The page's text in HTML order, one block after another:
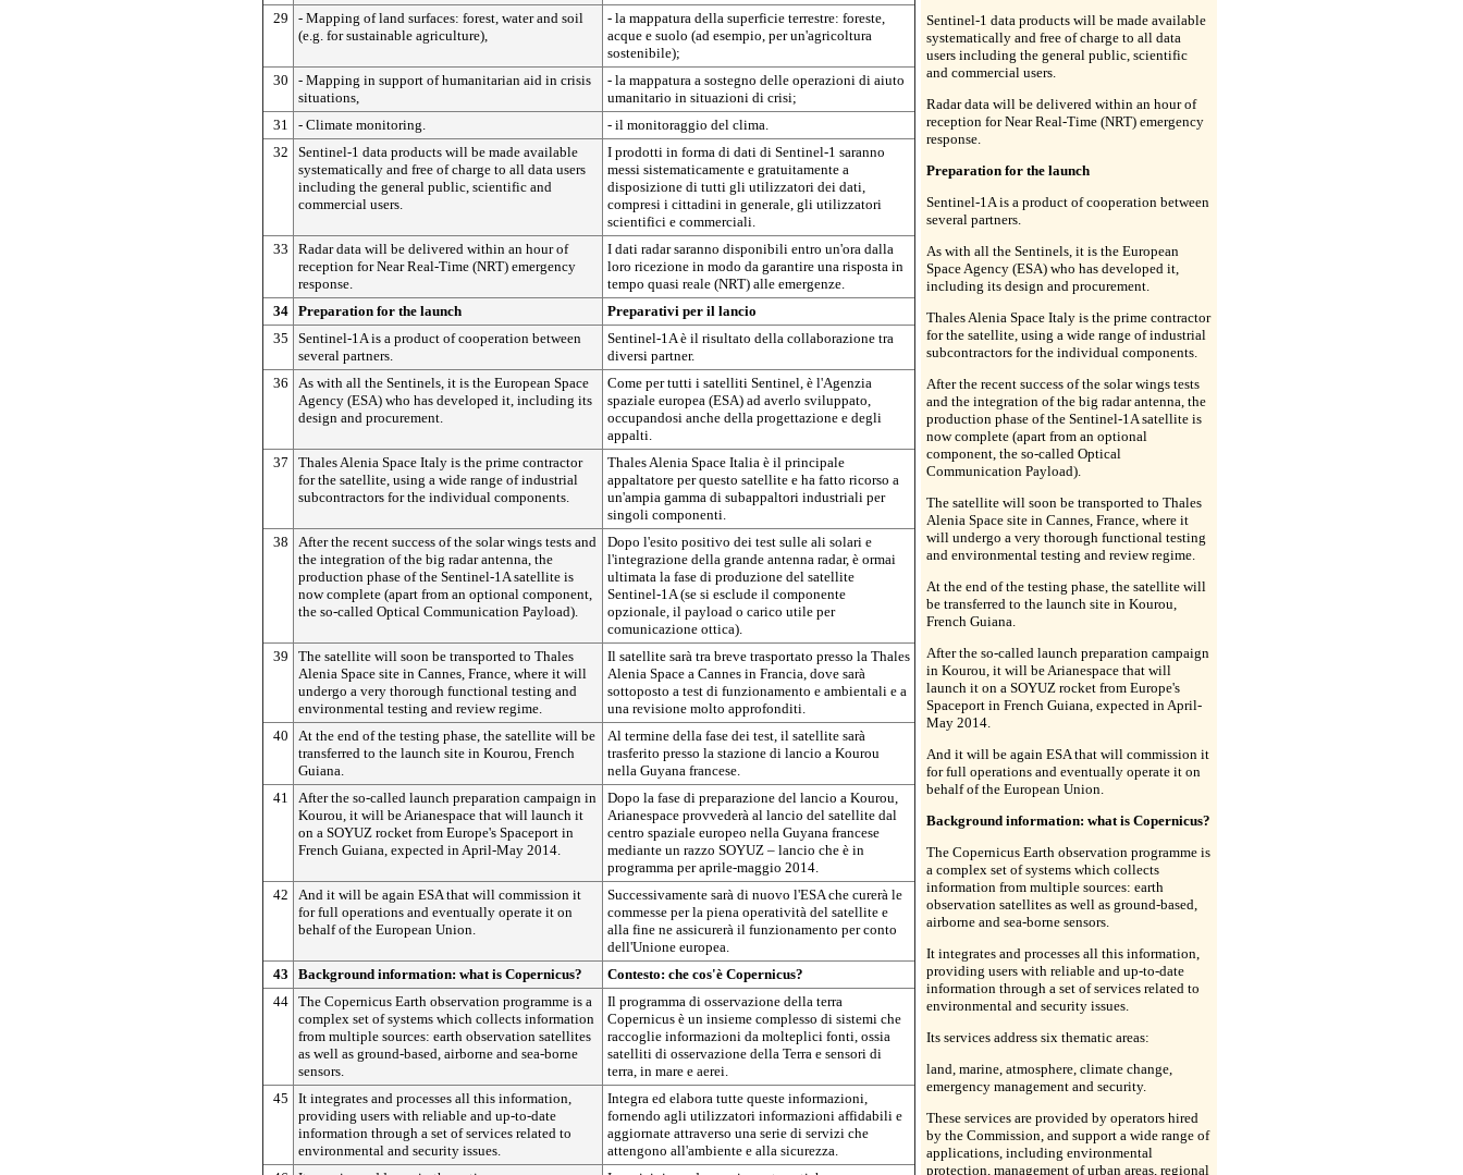
29
- Mapping of land surfaces: forest, water and soil
(e.g. for sustainable agriculture),
- la mappatura della superficie terrestre: foreste,
acque e suolo (ad esempio, per un'agricoltura
sostenibile);
30
- Mapping in support of humanitarian aid in crisis
situations,
- la mappatura a sostegno delle operazioni di aiuto
umanitario in situazioni di crisi;
31
- Climate monitoring.
- il monitoraggio del clima.
32
Sentinel-1 data products will be made available
systematically and free of charge to all data users
including the general public, scientific and
commercial users.
I prodotti in forma di dati di Sentinel-1 saranno
messi sistematicamente e gratuitamente a
disposizione di tutti gli utilizzatori dei dati,
compresi i cittadini in generale, gli utilizzatori
scientifici e commerciali.
33
Radar data will be delivered within an hour of
reception for Near Real-Time (NRT) emergency
response.
I dati radar saranno disponibili entro un'ora dalla
loro ricezione in modo da garantire una risposta in
tempo quasi reale (NRT) alle emergenze.
34 Preparation for the launch
Preparativi per il lancio
35
Sentinel-1A is a product of cooperation between
several partners.
Sentinel-1A è il risultato della collaborazione tra
diversi partner.
36
As with all the Sentinels, it is the European Space
Agency (ESA) who has developed it, including its
design and procurement.
Come per tutti i satelliti Sentinel, è l'Agenzia
spaziale europea (ESA) ad averlo sviluppato,
occupandosi anche della progettazione e degli
appalti.
37
Thales Alenia Space Italy is the prime contractor
for the satellite, using a wide range of industrial
subcontractors for the individual components.
Thales Alenia Space Italia è il principale
appaltatore per questo satellite e ha fatto ricorso a
un'ampia gamma di subappaltori industriali per
singoli componenti.
38
After the recent success of the solar wings tests and
the integration of the big radar antenna, the
production phase of the Sentinel-1A satellite is
now complete (apart from an optional component,
the so-called Optical Communication Payload).
Dopo l'esito positivo dei test sulle ali solari e
l'integrazione della grande antenna radar, è ormai
ultimata la fase di produzione del satellite
Sentinel-1A (se si esclude il componente
opzionale, il payload o carico utile per
comunicazione ottica).
39
The satellite will soon be transported to Thales
Alenia Space site in Cannes, France, where it will
undergo a very thorough functional testing and
environmental testing and review regime.
Il satellite sarà tra breve trasportato presso la Thales
Alenia Space a Cannes in Francia, dove sarà
sottoposto a test di funzionamento e ambientali e a
una revisione molto approfonditi.
40
At the end of the testing phase, the satellite will be
transferred to the launch site in Kourou, French
Guiana.
Al termine della fase dei test, il satellite sarà
trasferito presso la stazione di lancio a Kourou
nella Guyana francese.
41
After the so-called launch preparation campaign in
Kourou, it will be Arianespace that will launch it
on a SOYUZ rocket from Europe's Spaceport in
French Guiana, expected in April-May 2014.
Dopo la fase di preparazione del lancio a Kourou,
Arianespace provvederà al lancio del satellite dal
centro spaziale europeo nella Guyana francese
mediante un razzo SOYUZ – lancio che è in
programma per aprile-maggio 2014.
42
And it will be again ESA that will commission it
for full operations and eventually operate it on
behalf of the European Union.
Successivamente sarà di nuovo l'ESA che curerà le
commesse per la piena operatività del satellite e
alla fine ne assicurerà il funzionamento per conto
dell'Unione europea.
43
Background information: what is Copernicus?
Contesto: che cos'è Copernicus?
44 The Copernicus Earth observation programme is a
complex set of systems which collects information
from multiple sources: earth observation satellites
as well as ground-based, airborne and sea-borne
sensors.
Il programma di osservazione della terra
Copernicus è un insieme complesso di sistemi che
raccoglie informazioni da molteplici fonti, ossia
satelliti di osservazione della Terra e sensori di
terra, in mare e aerei.
45
It integrates and processes all this information,
providing users with reliable and up-to-date
information through a set of services related to
environmental and security issues.
Integra ed elabora tutte queste informazioni,
fornendo agli utilizzatori informazioni affidabili e
aggiornate attraverso una serie di servizi che
attengono all'ambiente e alla sicurezza.
Sentinel-1 data products will be made available
systematically and free of charge to all data
users including the general public, scientific
and commercial users.
Radar data will be delivered within an hour of
reception for Near Real-Time (NRT) emergency
response.
Preparation for the launch
Sentinel-1A is a product of cooperation between
several partners.
As with all the Sentinels, it is the European
Space Agency (ESA) who has developed it,
including its design and procurement.
Thales Alenia Space Italy is the prime contractor
for the satellite, using a wide range of industrial
subcontractors for the individual components.
After the recent success of the solar wings tests
and the integration of the big radar antenna, the
production phase of the Sentinel-1A satellite is
now complete (apart from an optional
component, the so-called Optical
Communication Payload).
The satellite will soon be transported to Thales
Alenia Space site in Cannes, France, where it
will undergo a very thorough functional testing
and environmental testing and review regime.
At the end of the testing phase, the satellite will
be transferred to the launch site in Kourou,
French Guiana.
After the so-called launch preparation campaign
in Kourou, it will be Arianespace that will
launch it on a SOYUZ rocket from Europe's
Spaceport in French Guiana, expected in April-
May 2014.
And it will be again ESA that will commission it
for full operations and eventually operate it on
behalf of the European Union.
Background information: what is Copernicus?
The Copernicus Earth observation programme is
a complex set of systems which collects
information from multiple sources: earth
observation satellites as well as ground-based,
airborne and sea-borne sensors.
It integrates and processes all this information,
providing users with reliable and up-to-date
information through a set of services related to
environmental and security issues.
Its services address six thematic areas:
land, marine, atmosphere, climate change,
emergency management and security.
These services are provided by operators hired
by the Commission, and support a wide range of
applications, including environmental
protection, management of urban areas, regional